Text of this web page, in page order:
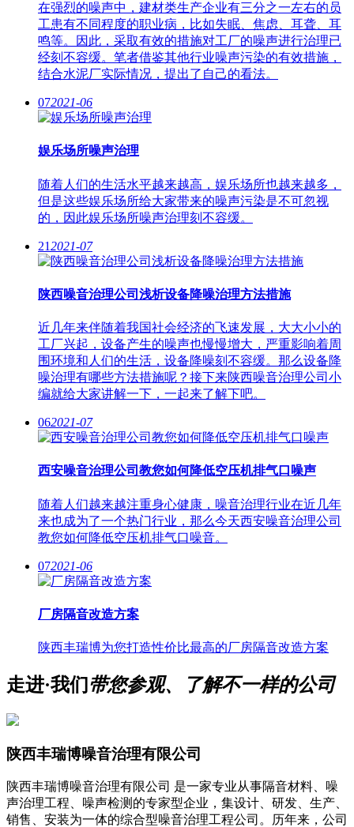
在强烈的噪声中，建材类生产企业有三分之一左右的员
工患有不同程度的职业病，比如失眠、焦虑、耳聋、耳
鸣等。因此，采取有效的措施对工厂的噪声进行治理已
经刻不容缓。笔者借鉴其他行业噪声污染的有效措施，
结合水泥厂实际情况，提出了自己的看法。
072021-06
娱乐场所噪声治理
随着人们的生活水平越来越高，娱乐场所也越来越多，
但是这些娱乐场所给大家带来的噪声污染是不可忽视
的，因此娱乐场所噪声治理刻不容缓。
212021-07
陕西噪音治理公司浅析设备降噪治理方法措施
近几年来伴随着我国社会经济的飞速发展，大大小小的
工厂兴起，设备产生的噪声也慢慢增大，严重影响着周
围环境和人们的生活，设备降噪刻不容缓。那么设备降
噪治理有哪些方法措施呢？接下来陕西噪音治理公司小
编就给大家讲解一下，一起来了解下吧。
062021-07
西安噪音治理公司教您如何降低空压机排气口噪声
随着人们越来越注重身心健康，噪音治理行业在近几年
来也成为了一个热门行业，那么今天西安噪音治理公司
教您如何降低空压机排气口噪音。
072021-06
厂房隔音改造方案
陕西丰瑞博为您打造性价比最高的厂房隔音改造方案
走进·我们 带您参观、了解不一样的公司
陕西丰瑞博噪音治理有限公司
陕西丰瑞博噪音治理有限公司 是一家专业从事隔音材料、噪
声治理工程、噪声检测的专家型企业，集设计、研发、生产、
销售、安装为一体的综合型噪音治理工程公司。历年来，公司